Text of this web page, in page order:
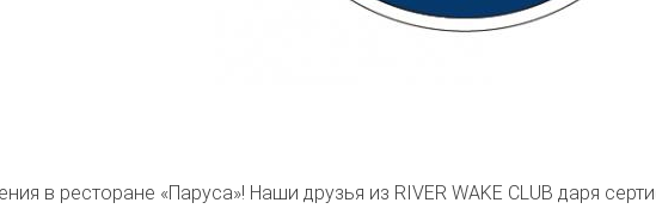
в ресторане «Паруса»! Наши друзья из RIVER WAKE CLUB даря